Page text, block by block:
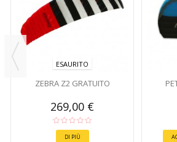
ESAURITO
ZEBRA Z2 GRATUITO
269,00 €
DI PIÙ